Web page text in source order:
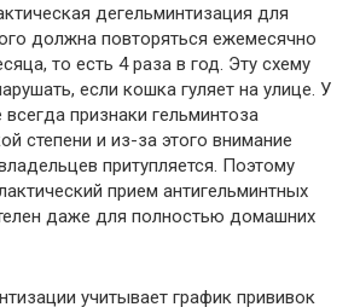
дегельминтизация для
должна повторяться ежемесячно
то есть 4 раза в год. Эту схему
если кошка гуляет на улице. У
признаки гельминтоза
степени и из-за этого внимание
притупляется. Поэтому
прием антигельминтных
даже для полностью домашних